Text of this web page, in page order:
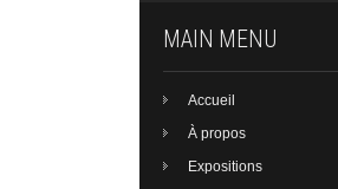
MAIN MENU
Accueil
À propos
Expositions